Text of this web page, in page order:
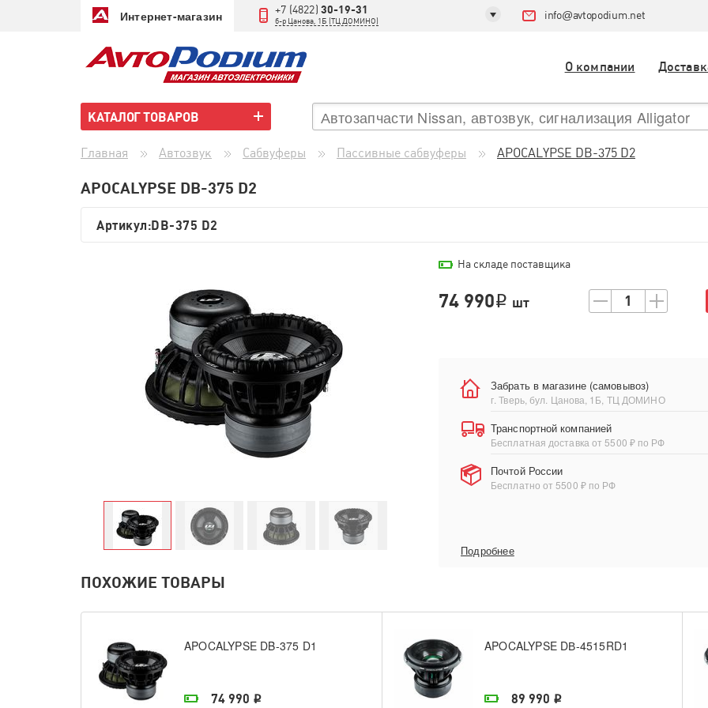
Интернет-магазин +7 (4822) 30-19-31
б-р Цанова, 1Б (ТЦ ДОМИНО) info@avtopodium.net
О компании
КАТАЛОГ ТОВАРОВ
Главная Автозвук Сабвуферы Пассивные сабвуферы APOCALYPSE DB-375 D2
APOCALYPSE DB-375 D2
Артикул:DB-375 D2
На складе поставщика
74 990i шт 1
Забрать в магазине (самовывоз)
г. Тверь, бул. Цанова, 1Б, ТЦ ДОМИНО
Транспортной компанией
Бесплатная доставка от 5500 ₽ по РФ
Почтой России
Бесплатно от 5500 ₽ по РФ
Подробнее
ПОХОЖИЕ ТОВАРЫ
APOCALYPSE DB-375 D1
На складе поставщика
74 990 i
APOCALYPSE DВ-4515RD1
На складе поставщика
89 990 i